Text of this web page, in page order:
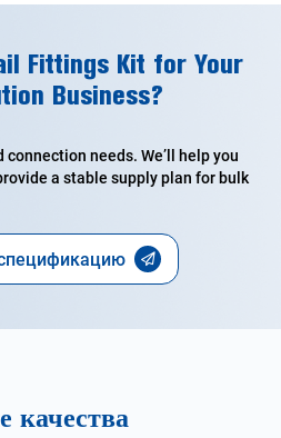
Fittings Kit for Your
Business?
needs. We’ll help you
a stable supply plan for bulk
качества